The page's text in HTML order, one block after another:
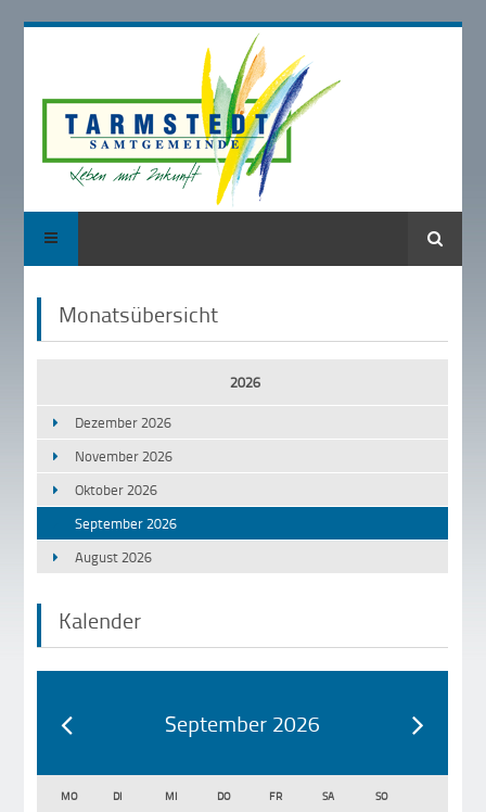
Suche
Monatsübersicht
2026
Dezember 2026
November 2026
Oktober 2026
September 2026
August 2026
Kalender
September 2026
MO DI MI DO FR SA SO